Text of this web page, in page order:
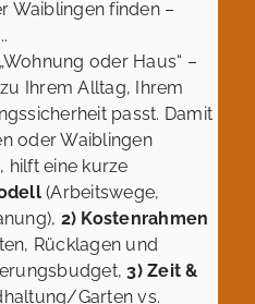
Waiblingen finden –
oder Haus“ –
Ihrem Alltag, Ihrem
passt. Damit
oder Waiblingen
hilft eine kurze
(Arbeitswege,
2) Kostenrahmen
Rücklagen und
3) Zeit &
Garten vs.